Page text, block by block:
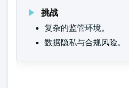
挑战
复杂的监管环境。
数据隐私与合规风险。